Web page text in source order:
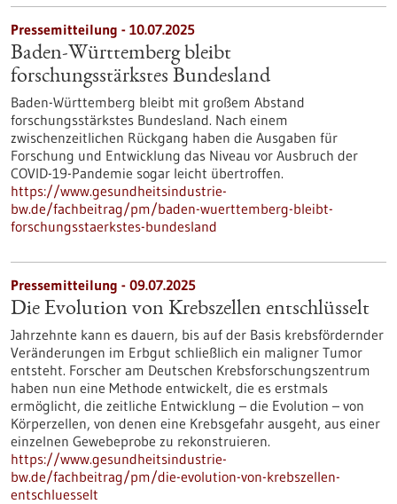
Pressemitteilung - 10.07.2025
Baden-Württemberg bleibt
forschungsstärkstes Bundesland
Baden-Württemberg bleibt mit großem Abstand
forschungsstärkstes Bundesland. Nach einem
zwischenzeitlichen Rückgang haben die Ausgaben für
Forschung und Entwicklung das Niveau vor Ausbruch der
COVID-19-Pandemie sogar leicht übertroffen.
https://www.gesundheitsindustrie-
bw.de/fachbeitrag/pm/baden-wuerttemberg-bleibt-
forschungsstaerkstes-bundesland
Pressemitteilung - 09.07.2025
Die Evolution von Krebszellen entschlüsselt
Jahrzehnte kann es dauern, bis auf der Basis krebsfördernder
Veränderungen im Erbgut schließlich ein maligner Tumor
entsteht. Forscher am Deutschen Krebsforschungszentrum
haben nun eine Methode entwickelt, die es erstmals
ermöglicht, die zeitliche Entwicklung – die Evolution – von
Körperzellen, von denen eine Krebsgefahr ausgeht, aus einer
einzelnen Gewebeprobe zu rekonstruieren.
https://www.gesundheitsindustrie-
bw.de/fachbeitrag/pm/die-evolution-von-krebszellen-
entschluesselt